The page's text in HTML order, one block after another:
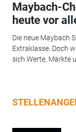
Maybach-
heute vor
Die neue Maybach
Extraklasse. Doch
sich Werte, Märkte